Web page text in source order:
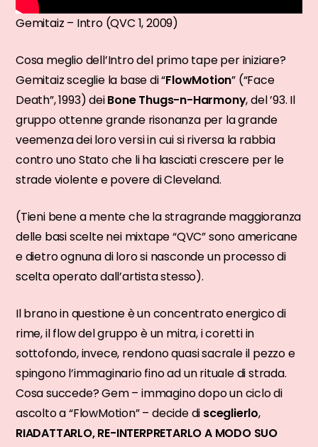
Gemitaiz – Intro (QVC 1, 2009)
Cosa meglio dell’Intro del primo tape per iniziare?
Gemitaiz sceglie la base di “FlowMotion” (“Face
Death”, 1993) deiBone Thugs-n-Harmony, del ’93. Il
gruppo ottenne grande risonanza per la grande
veemenza dei loro versi in cui si riversa la rabbia
contro uno Stato che li ha lasciati crescere per le
strade violente e povere di Cleveland.
(Tieni bene a mente che la stragrande maggioranza
delle basi scelte nei mixtape “QVC” sono americane
e dietro ognuna di loro si nasconde un processo di
scelta operato dall’artista stesso).
Il brano in questione è un concentrato energico di
rime, il flow del gruppo è un mitra, i coretti in
sottofondo, invece, rendono quasi sacrale il pezzo e
spingono l’immaginario fino ad un rituale di strada.
Cosa succede? Gem – immagino dopo un ciclo di
ascolto a “FlowMotion” – decide di sceglierlo,
RIADATTARLO, RE-INTERPRETARLO A MODO SUO